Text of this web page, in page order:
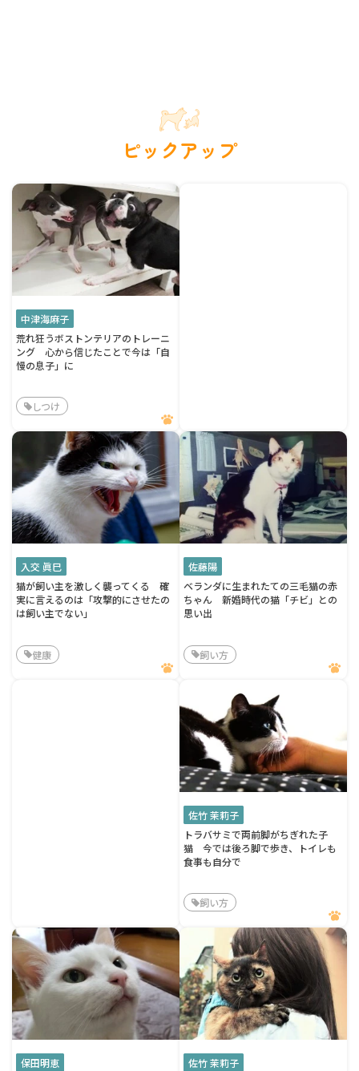
ピックアップ
中津海麻子
荒れ狂うボストンテリアのトレーニ
ング 心から信じたことで今は「自
慢の息子」に
しつけ
入交 眞巳
猫が飼い主を激しく襲ってくる 確
実に言えるのは「攻撃的にさせたの
は飼い主でない」
健康
佐藤陽
ベランダに生まれたての三毛猫の赤
ちゃん 新婚時代の猫「チビ」との
思い出
飼い方
佐竹 茉莉子
トラバサミで両前脚がちぎれた子
猫 今では後ろ脚で歩き、トイレも
食事も自分で
飼い方
保田明恵
佐竹 茉莉子